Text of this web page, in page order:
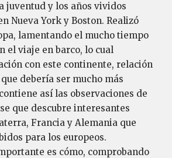
juventud y los años vividos
Nueva York y Boston. Realizó
lamentando el mucho tiempo
el viaje en barco, lo cual
con este continente, relación
debería ser mucho más
así las observaciones de
que descubre interesantes
Francia y Alemania que
para los europeos.
es cómo, comprobando